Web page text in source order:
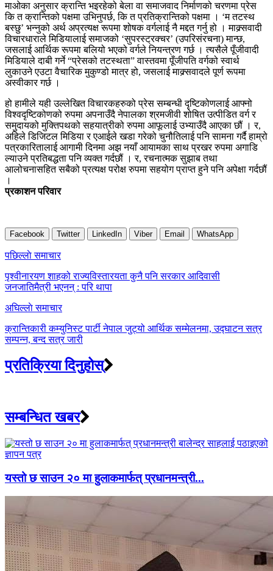
माओका अनुसार क्रान्ति भइरहेको बेला वा समाजवाद निर्माणको चरणमा प्रेस
कि त क्रान्तिको पक्षमा उभिनुपर्छ, कि त प्रतिक्रान्तिको पक्षमा । ‘म तटस्थ
बस्छु’ भन्नुको अर्थ अप्रत्यक्ष रूपमा शोषक वर्गलाई नै मद्दत गर्नु हो । माक्र्सवादी
विचारधाराले मिडियालाई समाजको ‘सुपरस्ट्रक्चर’ (उपरिसंरचना) मान्छ,
जसलाई आर्थिक रूपमा बलियो भएको वर्गले नियन्त्रण गर्छ । त्यसैले पूँजीवादी
मिडियाले दाबी गर्ने “प्रेसको तटस्थता” वास्तवमा पूँजीपति वर्गको स्वार्थ
लुकाउने एउटा वैचारिक मुकुण्डो मात्र हो, जसलाई माक्र्सवादले पूर्ण रूपमा
अस्वीकार गर्छ ।
हो हामीले यही उल्लेखित विचारकहरुको प्रेस सम्बन्धी दृष्टिकोणलाई आफ्नो
विश्वदृष्टिकोणको रुपमा अपनाउँदै नेपालका श्रमजीवी शोषित उत्पीडित वर्ग र
समुदायको मुक्तिपथको सहयात्रीको रुपमा आफूलाई उभ्याउँदै आएका छौं । र,
अहिले डिजिटल मिडिया र एआईले खडा गरेको चुनौतिलाई पनि सामना गर्दै हाम्रो
पत्रकारितालाई आगामी दिनमा अझ नयाँ आयामका साथ प्रखर रुपमा अगाडि
ल्याउने प्रतिबद्धता पनि व्यक्त गर्दछौं । र, रचनात्मक सुझाब तथा
आलोचनासहित सबैको प्रत्यक्ष परोक्ष रुपमा सहयोग प्राप्त हुने पनि अपेक्षा गर्दछौं
।
प्रकाशन परिवार
Facebook Twitter LinkedIn Viber Email WhatsApp
Post
navigation
पछिल्लाे समाचार
पृश्वीनारयण शाहको राज्यविस्तारयता कुनै पनि सरकार आदिवासी
जनजातिमैत्री भएनन् : परि थापा
अघिल्लाे समाचार
क्रान्तिकारी कम्युनिस्ट पार्टी नेपाल जुट्यो आर्थिक सम्मेलनमा, उद्घाटन सत्र
सम्पन्न, बन्द सत्र जारी
प्रतिक्रिया दिनुहोस्
सम्बन्धित खबर
यस्तो छ साउन २० मा हुलाकमार्फत् प्रधानमन्त्री...